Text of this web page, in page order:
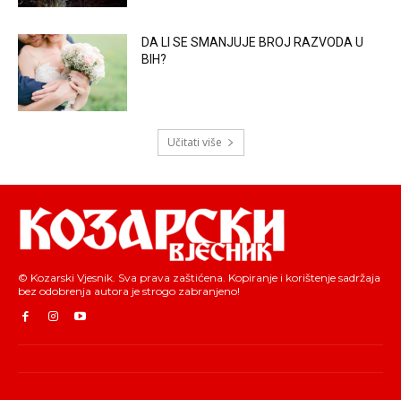
DA LI SE SMANJUJE BROJ RAZVODA U
BIH?
Učitati više
© Kozarski Vjesnik. Sva prava zaštićena. Kopiranje i korištenje sadržaja
bez odobrenja autora je strogo zabranjeno!